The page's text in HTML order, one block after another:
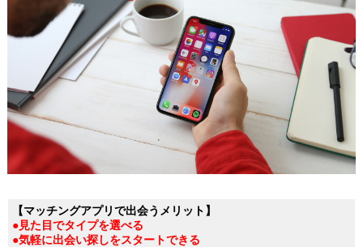
【マッチングアプリで出会うメリット】
●見た目でタイプを選べる
●気軽に出会い探しをスタートできる